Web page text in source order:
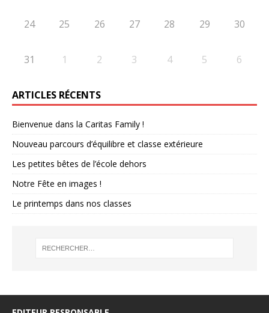
24 25 26 27 28 29 30
31 1 2 3 4 5 6
ARTICLES RÉCENTS
Bienvenue dans la Caritas Family !
Nouveau parcours d’équilibre et classe extérieure
Les petites bêtes de l’école dehors
Notre Fête en images !
Le printemps dans nos classes